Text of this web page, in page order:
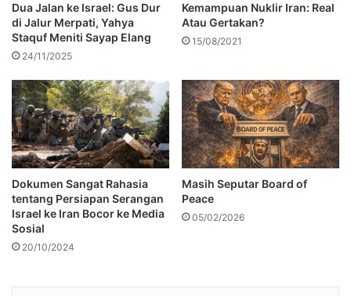
Dua Jalan ke Israel: Gus Dur
di Jalur Merpati, Yahya
Staquf Meniti Sayap Elang
24/11/2025
Kemampuan Nuklir Iran: Real
Atau Gertakan?
15/08/2021
Dokumen Sangat Rahasia
tentang Persiapan Serangan
Israel ke Iran Bocor ke Media
Sosial
20/10/2024
Masih Seputar Board of
Peace
05/02/2026